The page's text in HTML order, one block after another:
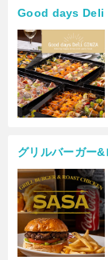
Good days Deli
グリルバーガー